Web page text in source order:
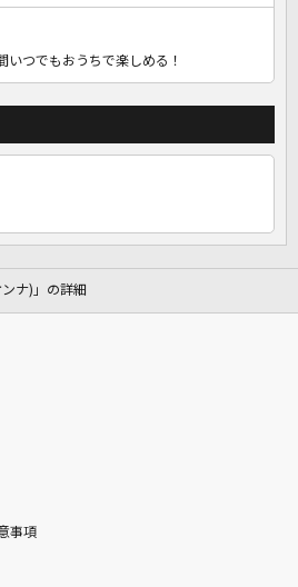
いつでもおうちで楽しめる！
ンナ)」の詳細
事項